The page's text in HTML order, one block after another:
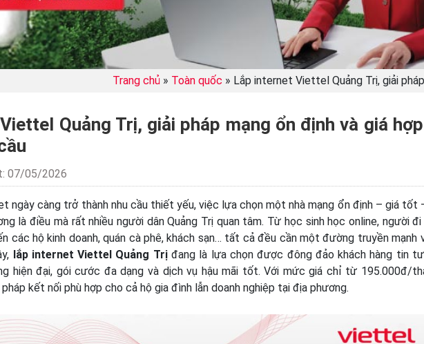
Trang chủ» Toàn quốc » Lắp internet Viettel Quảng Trị, giải
Quảng Trị, giải pháp mạng ổn định và giá
07/05/2026
ngày càng trở thành nhu cầu thiết yếu, việc lựa chọn một nhà mạng ổn định – giá tốt
là điều mà rất nhiều người dân Quảng Trị quan tâm. Từ học sinh học online, người đi
các hộ kinh doanh, quán cà phê, khách sạn… tất cả đều cần một đường truyền mạnh
lắp internet Viettel Quảng Trịđang là lựa chọn được đông đảo khách hàng tin
hiện đại, gói cước đa dạng và dịch vụ hậu mãi tốt. Với mức giá chỉ từ 195.000đ/
kết nối phù hợp cho cả hộ gia đình lẫn doanh nghiệp tại địa phương.